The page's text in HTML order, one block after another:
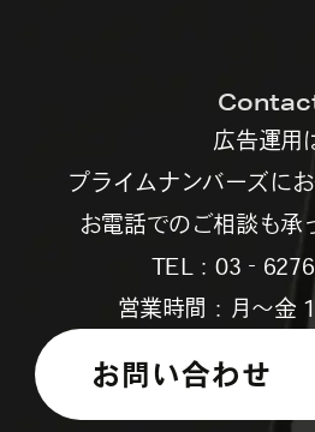
広告運用
プライムナンバーズにお
お電話でのご相談も承
TEL：
営業時間：月～金
お問い合わせ